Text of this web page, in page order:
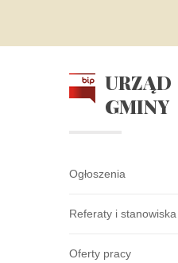
URZĄD
GMINY
Ogłoszenia
Referaty i stanowiska
Oferty pracy